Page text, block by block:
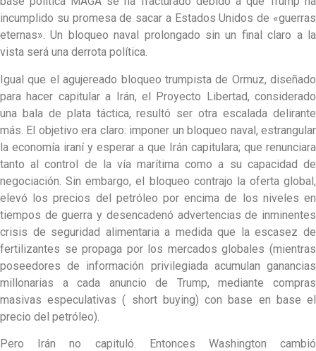
incumplido su promesa de sacar a Estados Unidos de «guerras
eternas». Un bloqueo naval prolongado sin un final claro a la
vista será una derrota política.
Igual que el agujereado bloqueo trumpista de Ormuz, diseñado
para hacer capitular a Irán, el Proyecto Libertad, considerado
una bala de plata táctica, resultó ser otra escalada delirante
más. El objetivo era claro: imponer un bloqueo naval, estrangular
la economía iraní y esperar a que Irán capitulara; que renunciara
tanto al control de la vía marítima como a su capacidad de
negociación. Sin embargo, el bloqueo contrajo la oferta global,
elevó los precios del petróleo por encima de los niveles en
tiempos de guerra y desencadenó advertencias de inminentes
crisis de seguridad alimentaria a medida que la escasez de
fertilizantes se propaga por los mercados globales (mientras
poseedores de información privilegiada acumulan ganancias
millonarias a cada anuncio de Trump, mediante compras
masivas especulativas ( short buying) con base en base el
precio del petróleo).
Pero Irán no capituló. Entonces Washington cambió